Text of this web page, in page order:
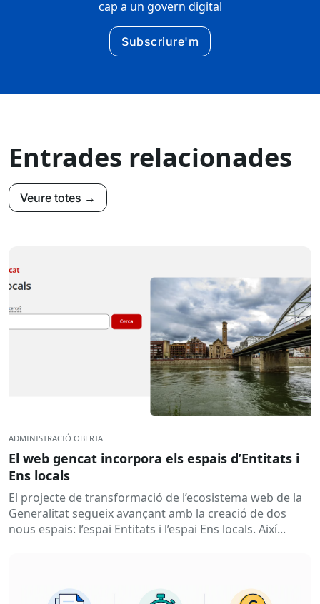
cap a un govern digital
Subscriure'm
Entrades relacionades
Veure totes →
ADMINISTRACIÓ OBERTA
El web gencat incorpora els espais d’Entitats i
Ens locals
El projecte de transformació de l’ecosistema web de la
Generalitat segueix avançant amb la creació de dos
nous espais: l’espai Entitats i l’espai Ens locals. Així...